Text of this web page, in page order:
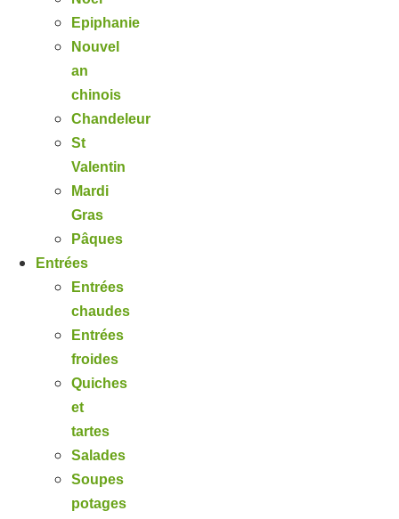
Epiphanie
Nouvel
an
chinois
Chandeleur
St
Valentin
Mardi
Gras
Pâques
Entrées
Entrées
chaudes
Entrées
froides
Quiches
et
tartes
Salades
Soupes
potages